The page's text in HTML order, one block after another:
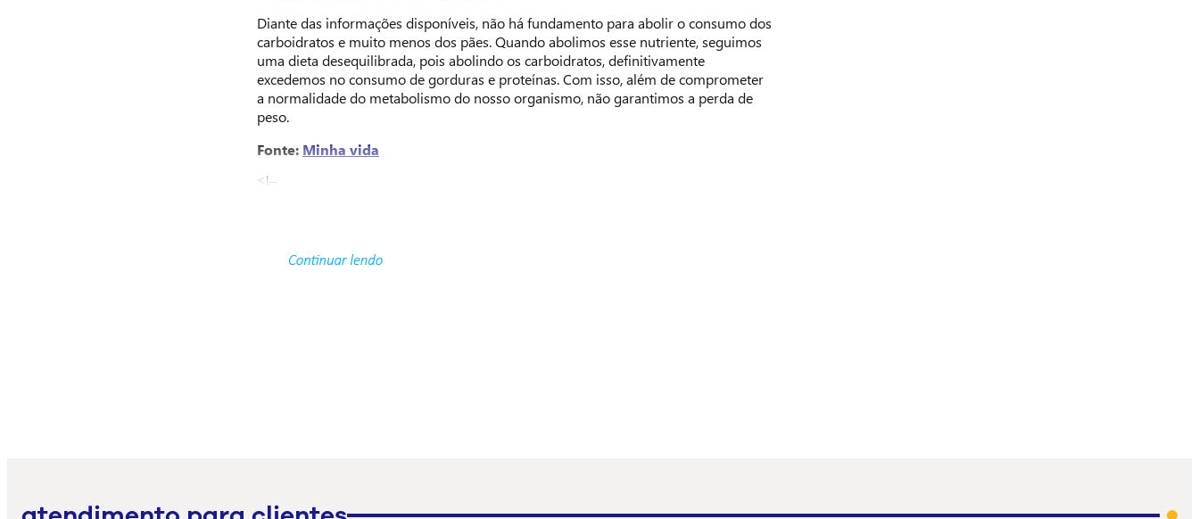
Diante das informações disponíveis, não há fundamento para abolir o consumo dos
carboidratos e muito menos dos pães. Quando abolimos esse nutriente, seguimos
uma dieta desequilibrada, pois abolindo os carboidratos, definitivamente
excedemos no consumo de gorduras e proteínas. Com isso, além de comprometer
a normalidade do metabolismo do nosso organismo, não garantimos a perda de
peso.
Fonte: Minha vida
<!–